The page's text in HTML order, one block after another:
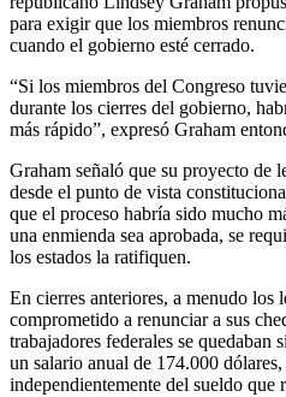
para exigir que los miembros
cuando el gobierno esté cerrado.
“Si los miembros del Congreso
durante los cierres del gobierno,
más rápido”, expresó Graham
Graham señaló que su proyecto de
desde el punto de vista
que el proceso habría sido mucho
una enmienda sea aprobada, se
los estados la ratifiquen.
En cierres anteriores, a menudo los
comprometido a renunciar a sus
trabajadores federales se quedaban
un salario anual de 174.000
independientemente del sueldo que